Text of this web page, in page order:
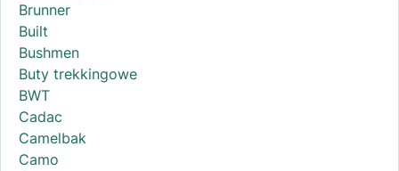
Brunner
Built
Bushmen
Buty trekkingowe
BWT
Cadac
Camelbak
Camo